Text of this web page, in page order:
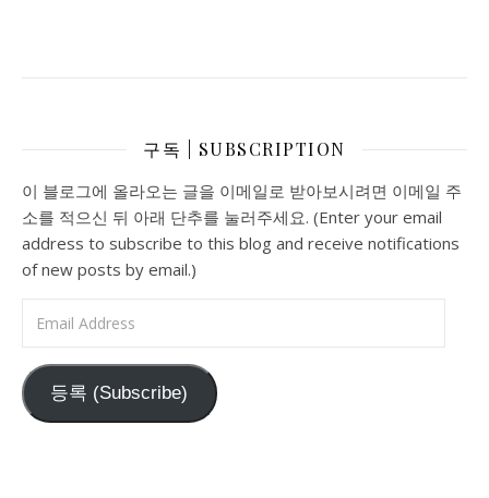
구독 | SUBSCRIPTION
이 블로그에 올라오는 글을 이메일로 받아보시려면 이메일 주
소를 적으신 뒤 아래 단추를 눌러주세요. (Enter your email
address to subscribe to this blog and receive notifications
of new posts by email.)
등록 (Subscribe)